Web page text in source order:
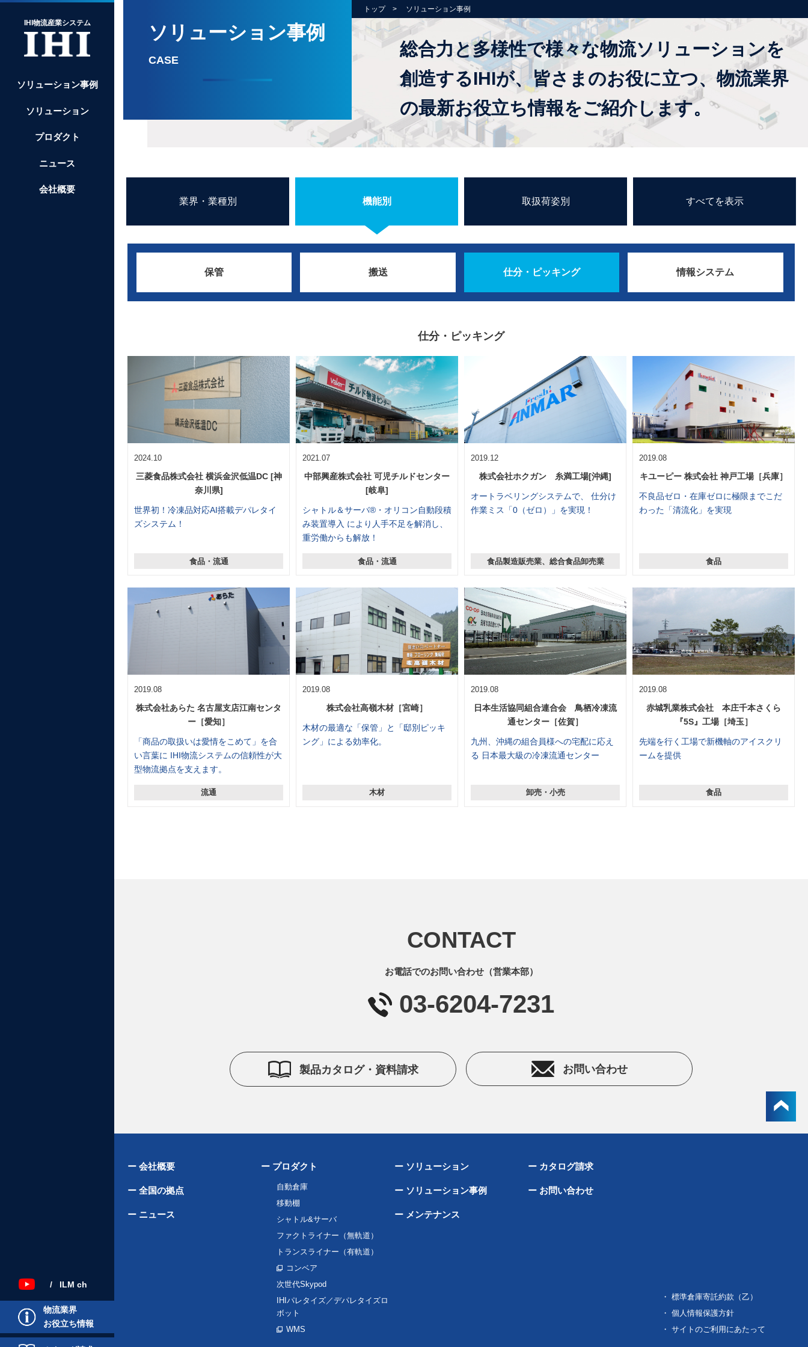
トップ ソリューション事例
ソリューション事例
CASE
総合力と多様性で様々な物流ソリューションを
創造するIHIが、皆さまのお役に立つ、物流業界
の最新お役立ち情報をご紹介します。
業界・業種別 機能別 取扱荷姿別 すべてを表示
保管 搬送 仕分・ピッキング 情報システム
仕分・ピッキング
2024.10
三菱食品株式会社 横浜金沢低温DC [神
奈川県]
世界初！冷凍品対応AI搭載デパレタイ
ズシステム！
食品・流通
2021.07
中部興産株式会社 可児チルドセンター
[岐阜]
シャトル＆サーバ®・オリコン自動段積
み装置導入 により人手不足を解消し、
重労働からも解放！
食品・流通
2019.12
株式会社ホクガン 糸満工場[沖縄]
オートラベリングシステムで、 仕分け
作業ミス「0（ゼロ）」を実現！
食品製造販売業、総合食品卸売業
2019.08
キユーピー 株式会社 神戸工場［兵庫］
不良品ゼロ・在庫ゼロに極限までこだ
わった「清流化」を実現
食品
2019.08
株式会社あらた 名古屋支店江南センタ
ー［愛知］
「商品の取扱いは愛情をこめて」を合
い言葉に IHI物流システムの信頼性が大
型物流拠点を支えます。
流通
2019.08
株式会社高嶺木材［宮崎］
木材の最適な「保管」と「邸別ピッキ
ング」による効率化。
木材
2019.08
日本生活協同組合連合会 鳥栖冷凍流
通センター［佐賀］
九州、沖縄の組合員様への宅配に応え
る 日本最大級の冷凍流通センター
卸売・小売
2019.08
赤城乳業株式会社 本庄千本さくら
『5S』工場［埼玉］
先端を行く工場で新機軸のアイスクリ
ームを提供
食品
CONTACT
お電話でのお問い合わせ（営業本部）
03-6204-7231
製品カタログ・資料請求 お問い合わせ
ー 会社概要
ー 全国の拠点
ー ニュース
ー プロダクト
自動倉庫
移動棚
シャトル&サーバ
ファクトライナー（無軌道）
トランスライナー（有軌道）
コンベア
次世代Skypod
IHIパレタイズ／デパレタイズロ
ボット
WMS
ー ソリューション
ー ソリューション事例
ー メンテナンス
ー カタログ請求
ー お問い合わせ
・ 標準倉庫寄託約款（乙）
・ 個人情報保護方針
・ サイトのご利用にあたって
IHI物流産業システム
ソリューション事例
ソリューション
プロダクト
ニュース
会社概要
/ ILM ch
物流業界
お役立ち情報